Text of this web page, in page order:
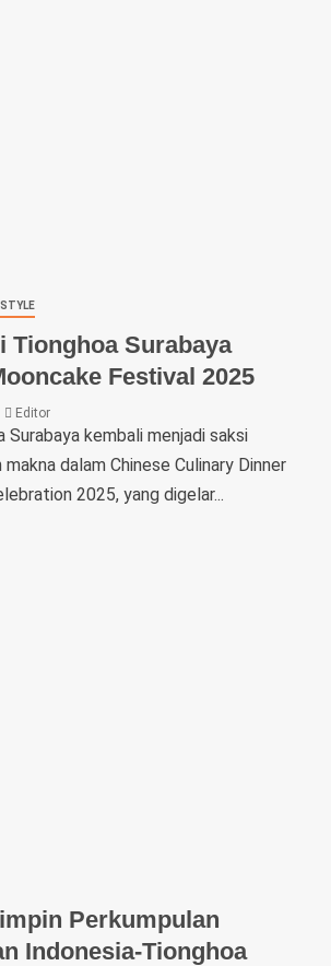
Tionghoa Surabaya
Festival 2025
Editor
Surabaya kembali menjadi saksi
dalam Chinese Culinary Dinner
2025, yang digelar...
Perkumpulan
Indonesia-Tionghoa